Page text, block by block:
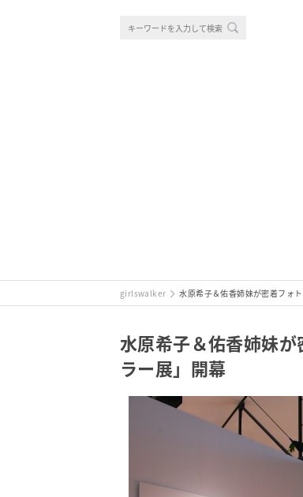
girlswalker 水原希子＆佑香姉妹が密着フォ
水原希子＆佑香姉妹
ラー展」開幕